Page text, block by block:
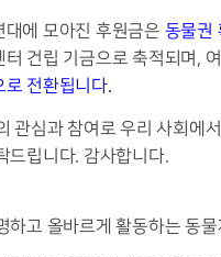
대에 모아진 후원금은 동물권
터 건립 기금으로 축적되며,
로 전환됩니다.
관심과 참여로 우리 사회에
드립니다. 감사합니다.
하고 올바르게 활동하는 동